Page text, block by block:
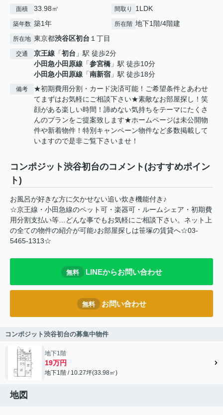
面積 33.98㎡ 間取り 1LDK
築年数 築1年 所在階 地下1階/4階建
所在地 東京都渋谷区初台 １丁目
交通 京王線 「初台 」駅 徒歩2分
小田急小田原線 「参宮橋 」駅 徒歩10分
小田急小田原線 「南新宿 」駅 徒歩18分
備考
★初期費用分割・カード決済可能！ご希望条件とあわせ
てまずはお気軽にご相談下さい★素敵なお部屋探し！笑
顔がある楽しい時間！諦めない気持ちをテーマにたくさ
んのプランをご提案致します★ホームページは未公開物
件や新着物件！特別キャンペーン物件など多数掲載して
いますので是非ご覧下さいませ！
コンポジット渋谷初台のコメント(おすすめポイン
ト)
お風呂が好きな方に欠かせない追い炊き機能付き♪
☆京王線・小田急線のペット可・楽器可・ルームシェア・初期費
用分割支払い等…どんな事でもお気軽にご相談下さい。ネット上
の全ての物件の紹介が可能♪お部屋探しは笹塚の賃貸へ☆03-
5465-1313☆
無料 LINEからお問い合わせ
無料 お問い合わせ
コンポジット渋谷初台の募集中物件
地下1階
19万円
地下1階 / 10.27坪(33.98㎡)
地図